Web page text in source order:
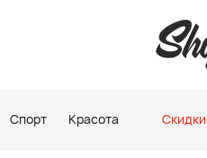
Спорт Красота